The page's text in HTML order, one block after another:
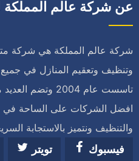
عن شركة عالم المملكة
شركة عالم المملكة هي شركة
وتنظيف وتعقيم المنازل في جميع
تاسست عام 2004
افضل الشركات على الساحة في
والتنظيف ونتميز بالاستجابة
فيسبوك
تويتر